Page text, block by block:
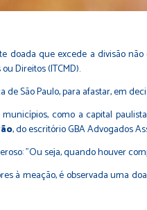
que excede a divisão não
Direitos (ITCMD).
São Paulo, para afastar, em
como a capital
, do escritório GBA Advogados
"Ou seja, quando houver
à meação, é observada uma